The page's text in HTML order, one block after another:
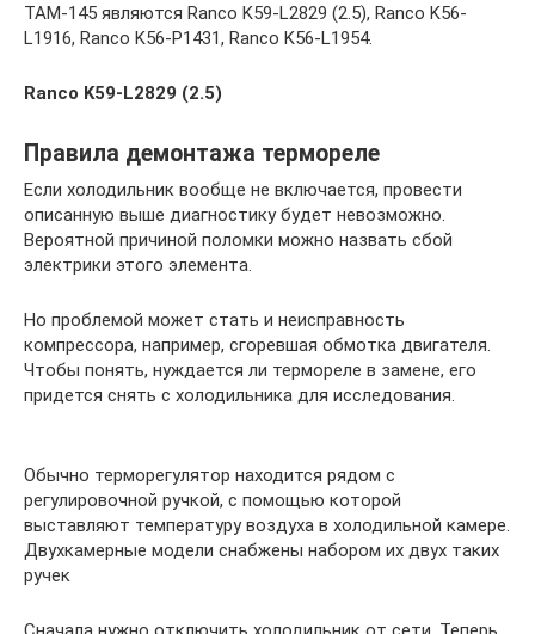
ТАМ-145 являются Ranco K59-L2829 (2.5), Ranco K56-
L1916, Ranco K56-P1431, Ranco K56-L1954.
Ranco K59-L2829 (2.5)
Правила демонтажа термореле
Если холодильник вообще не включается, провести
описанную выше диагностику будет невозможно.
Вероятной причиной поломки можно назвать сбой
электрики этого элемента.
Но проблемой может стать и неисправность
компрессора, например, сгоревшая обмотка двигателя.
Чтобы понять, нуждается ли термореле в замене, его
придется снять с холодильника для исследования.
Обычно терморегулятор находится рядом с
регулировочной ручкой, с помощью которой
выставляют температуру воздуха в холодильной камере.
Двухкамерные модели снабжены набором их двух таких
ручек